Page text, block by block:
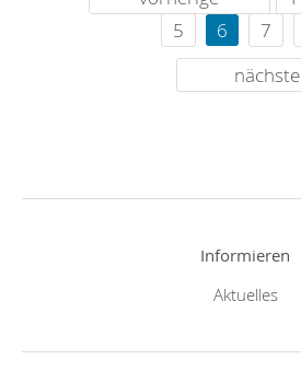
5
6 7
nächste
Informieren
Aktuelles